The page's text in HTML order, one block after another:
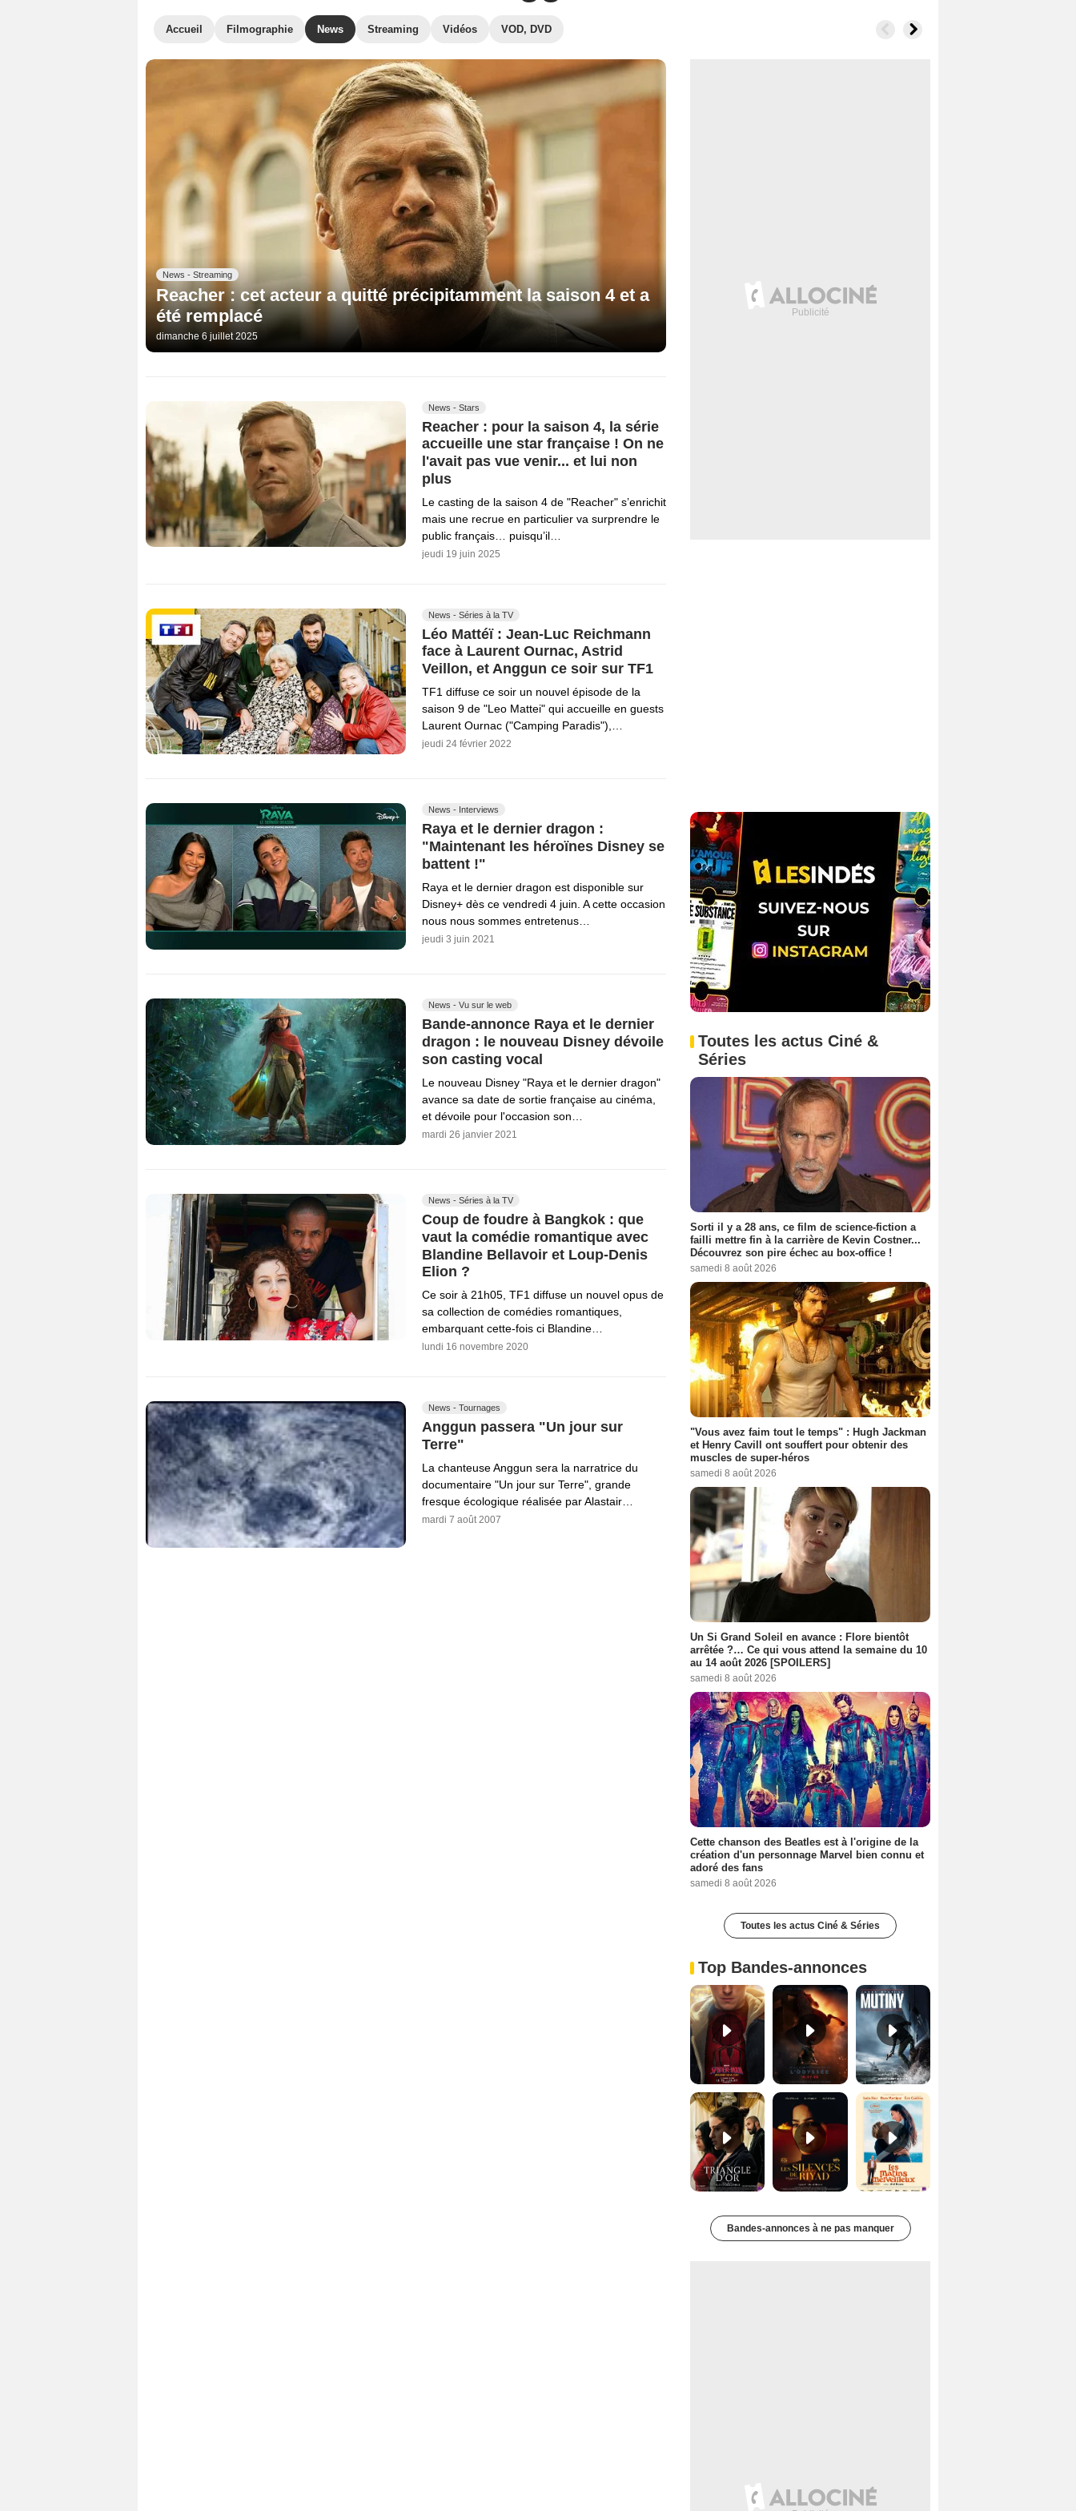
Accueil Filmographie News Streaming Vidéos VOD, DVD
News - Streaming
Reacher : cet acteur a quitté précipitamment la saison 4 et a
été remplacé
dimanche 6 juillet 2025
News - Stars
Reacher : pour la saison 4, la série
accueille une star française ! On ne
l'avait pas vue venir... et lui non
plus
Le casting de la saison 4 de "Reacher" s’enrichit
mais une recrue en particulier va surprendre le
public français… puisqu’il…
jeudi 19 juin 2025
News - Séries à la TV
Léo Mattéï : Jean-Luc Reichmann
face à Laurent Ournac, Astrid
Veillon, et Anggun ce soir sur TF1
TF1 diffuse ce soir un nouvel épisode de la
saison 9 de "Leo Mattei" qui accueille en guests
Laurent Ournac ("Camping Paradis"),…
jeudi 24 février 2022
News - Interviews
Raya et le dernier dragon :
"Maintenant les héroïnes Disney se
battent !"
Raya et le dernier dragon est disponible sur
Disney+ dès ce vendredi 4 juin. A cette occasion
nous nous sommes entretenus…
jeudi 3 juin 2021
News - Vu sur le web
Bande-annonce Raya et le dernier
dragon : le nouveau Disney dévoile
son casting vocal
Le nouveau Disney "Raya et le dernier dragon"
avance sa date de sortie française au cinéma,
et dévoile pour l'occasion son…
mardi 26 janvier 2021
News - Séries à la TV
Coup de foudre à Bangkok : que
vaut la comédie romantique avec
Blandine Bellavoir et Loup-Denis
Elion ?
Ce soir à 21h05, TF1 diffuse un nouvel opus de
sa collection de comédies romantiques,
embarquant cette-fois ci Blandine…
lundi 16 novembre 2020
News - Tournages
Anggun passera "Un jour sur
Terre"
La chanteuse Anggun sera la narratrice du
documentaire "Un jour sur Terre", grande
fresque écologique réalisée par Alastair…
mardi 7 août 2007
Toutes les actus Ciné &
Séries
Sorti il y a 28 ans, ce film de science-fiction a
failli mettre fin à la carrière de Kevin Costner...
Découvrez son pire échec au box-office !
samedi 8 août 2026
"Vous avez faim tout le temps" : Hugh Jackman
et Henry Cavill ont souffert pour obtenir des
muscles de super-héros
samedi 8 août 2026
Un Si Grand Soleil en avance : Flore bientôt
arrêtée ?… Ce qui vous attend la semaine du 10
au 14 août 2026 [SPOILERS]
samedi 8 août 2026
Cette chanson des Beatles est à l'origine de la
création d'un personnage Marvel bien connu et
adoré des fans
samedi 8 août 2026
Toutes les actus Ciné & Séries
Top Bandes-annonces
Spider-Man: Brand New Day Bande-annonce VO STFR L'Odyssée Bande-annonce VO STFR
Les Silences de Riyad Bande-annonce VO STFR Les Matins merveilleux Bande-annonce VF
Bandes-annonces à ne pas manquer